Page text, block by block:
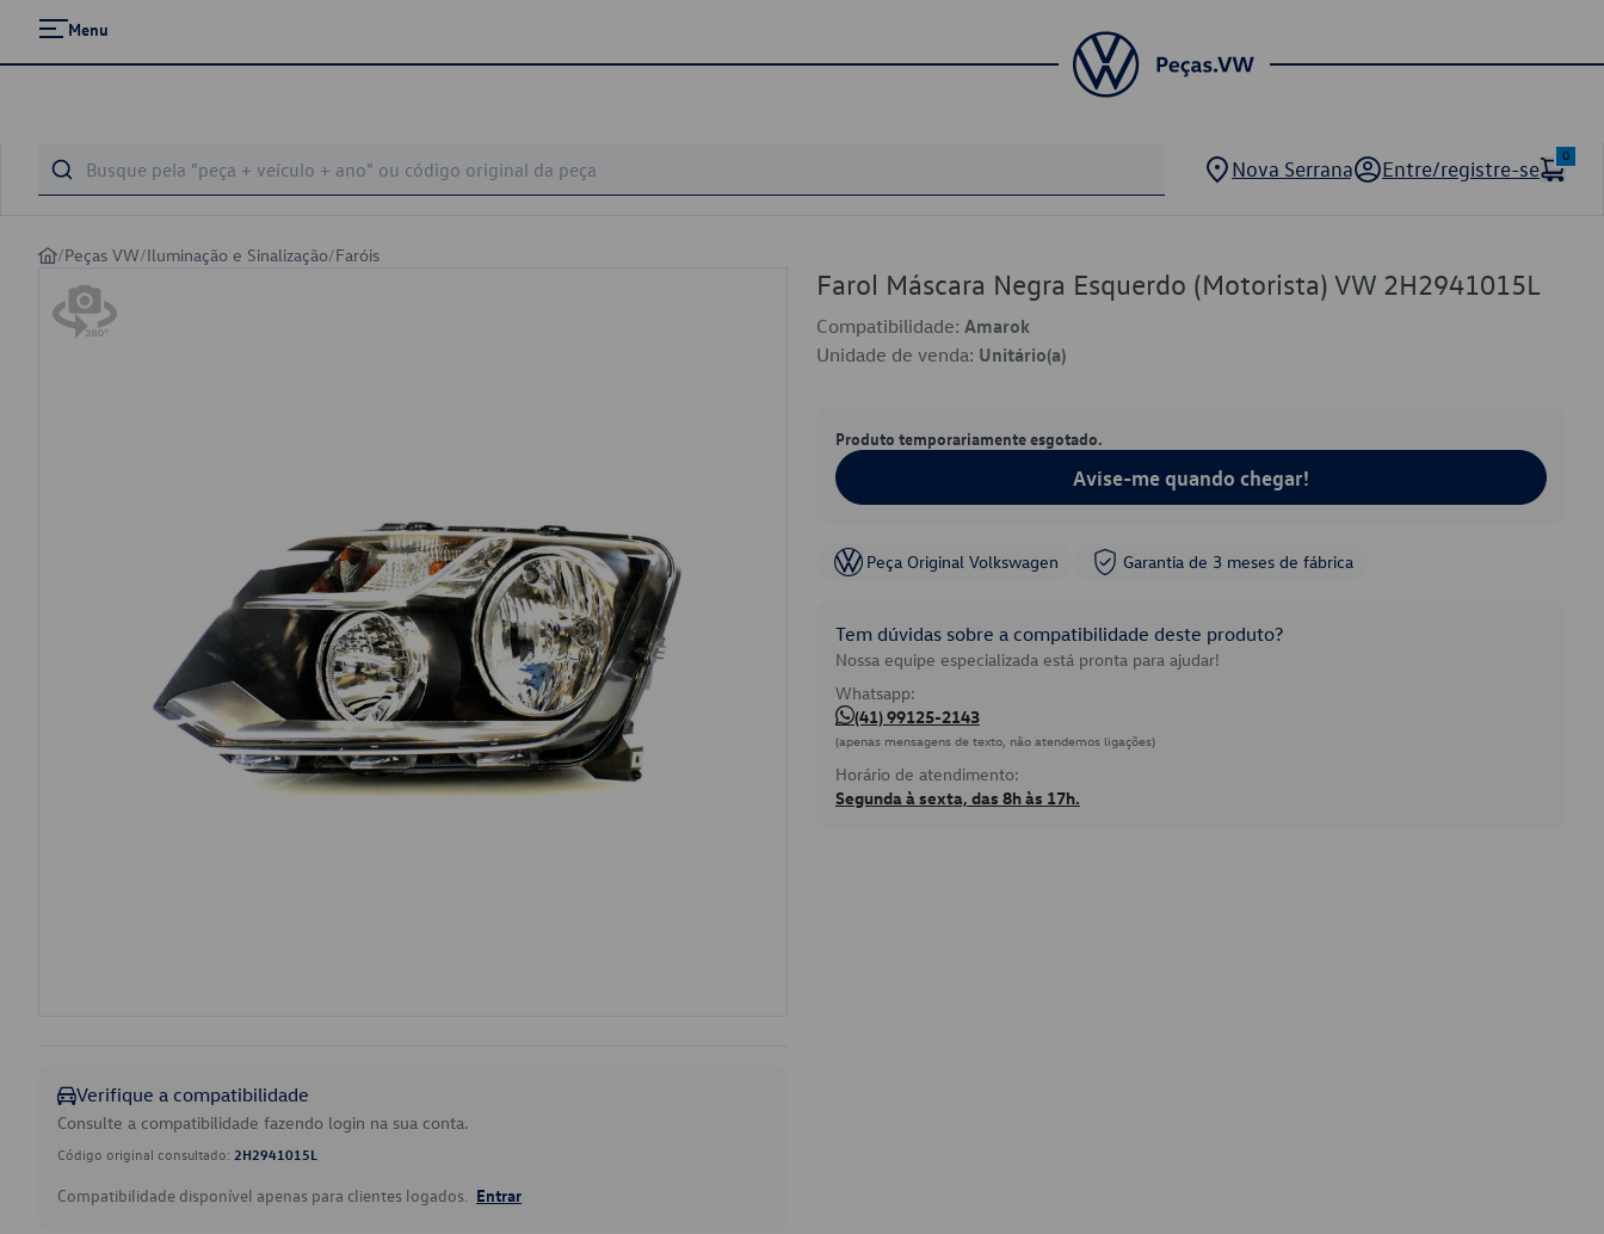
Menu
Nova Serrana Entre/registre-se
0
/Peças VW/Iluminação e Sinalização/Faróis
Verifique a compatibilidade
Consulte a compatibilidade fazendo login na sua conta.
Código original consultado: 2H2941015L
Compatibilidade disponível apenas para clientes logados. Entrar
Farol Máscara Negra Esquerdo (Motorista) VW 2H2941015L
Compatibilidade: Amarok
Unidade de venda: Unitário(a)
Produto temporariamente esgotado.
Avise-me quando chegar!
Peça Original Volkswagen Garantia de 3 meses de fábrica
Tem dúvidas sobre a compatibilidade deste produto?
Nossa equipe especializada está pronta para ajudar!
Whatsapp:
(41) 99125-2143
(apenas mensagens de texto, não atendemos ligações)
Horário de atendimento:
Segunda à sexta, das 8h às 17h.